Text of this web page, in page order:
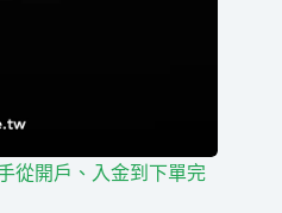
從開戶、入金到下單完